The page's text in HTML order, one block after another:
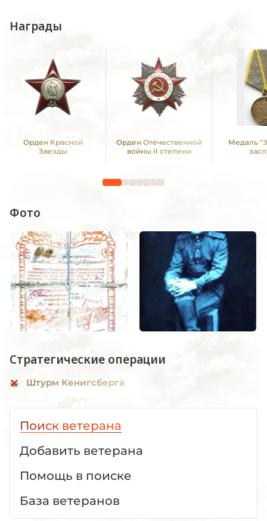
Награды
Орден Красной
Звезды
Орден Отечественной
войны II степени
Медаль
Фото
Стратегические операции
Штурм Кенигсберга
Поиск ветерана
Добавить ветерана
Помощь в поиске
База ветеранов